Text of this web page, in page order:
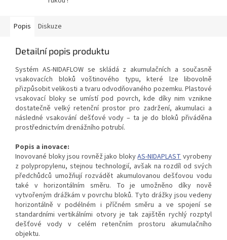
Popis Diskuze
Detailní popis produktu
Systém AS-NIDAFLOW se skládá z akumulačních a současně
vsakovacích bloků voštinového typu, které lze libovolně
přizpůsobit velikosti a tvaru odvodňovaného pozemku. Plastové
vsakovací bloky se umístí pod povrch, kde díky nim vznikne
dostatečně velký retenční prostor pro zadržení, akumulaci a
následné vsakování dešťové vody – ta je do bloků přiváděna
prostřednictvím drenážního potrubí.
Popis a inovace:
Inovované bloky jsou rovněž jako blokyAS-NIDAPLASTvyrobeny
z polypropylenu, stejnou technologií, avšak na rozdíl od svých
předchůdců umožňují rozvádět akumulovanou dešťovou vodu
také v horizontálním směru. To je umožněno díky nově
vytvořeným drážkám v povrchu bloků. Tyto drážky jsou vedeny
horizontálně v podélném i příčném směru a ve spojení se
standardními vertikálními otvory je tak zajištěn rychlý rozptyl
dešťové vody v celém retenčním prostoru akumulačního
objektu.